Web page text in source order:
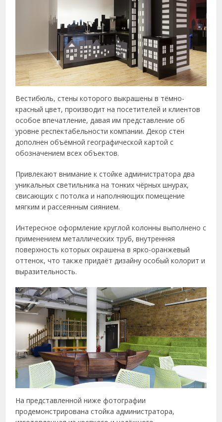
Вестибюль, стены которого выкрашены в тёмно-
красный цвет, производит на посетителей и клиентов
особое впечатление, давая им представление об
уровне респектабельности компании. Декор стен
дополнен объёмной географической картой с
обозначением всех объектов.
Привлекают внимание к стойке администратора два
уникальных светильника на тонких чёрных шнурах,
свисающих с потолка и наполняющих помещение
мягким и рассеянным сиянием.
Интересное оформление круглой колонны выполнено с
применением металлических труб, внутренняя
поверхность которых окрашена в ярко-оранжевый
оттенок, что также придаёт дизайну особый колорит и
выразительность.
На представленной ниже фотографии
продемонстрирована стойка администратора,